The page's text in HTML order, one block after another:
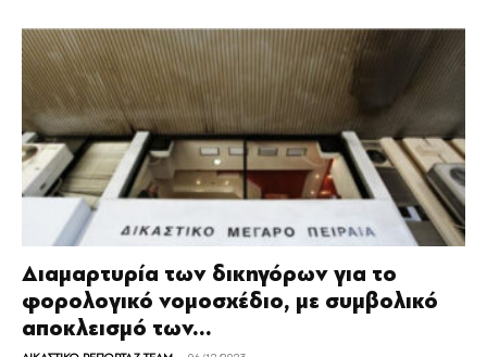
Διαμαρτυρία των δικηγόρων για το
φορολογικό νομοσχέδιο, με συμβολικό
αποκλεισμό των...